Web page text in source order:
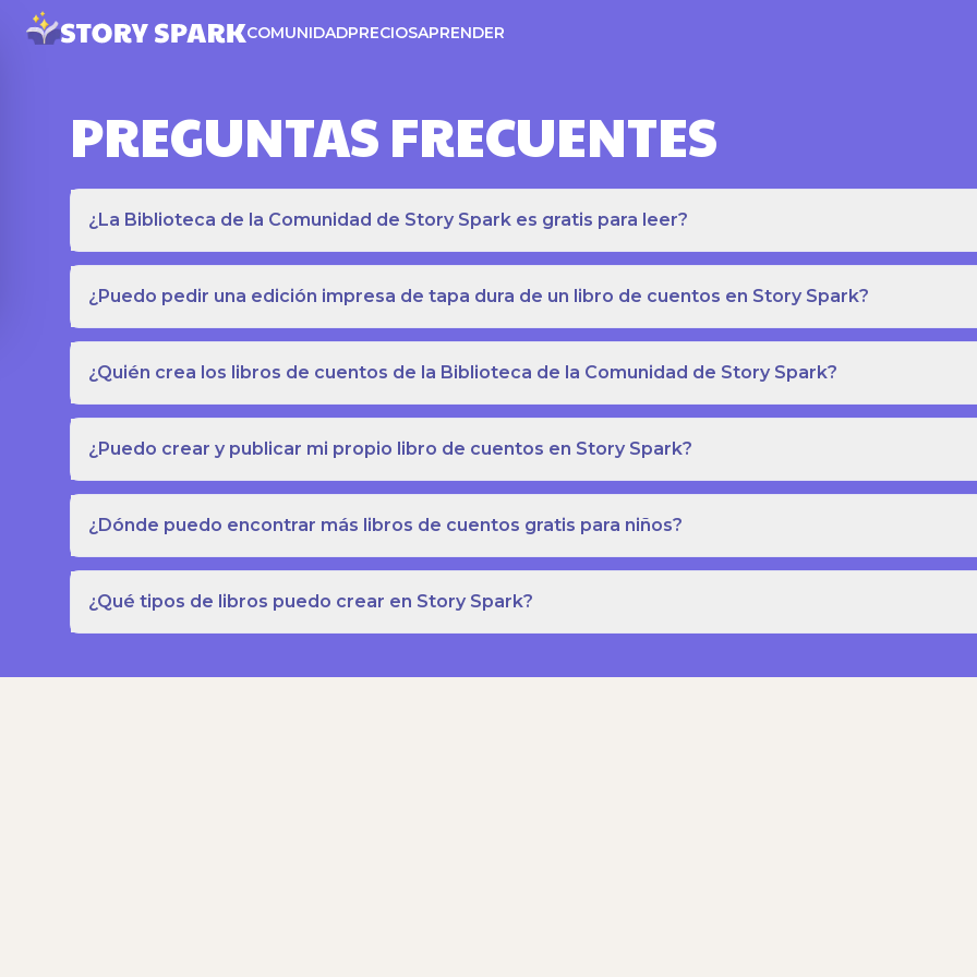
COMUNIDADPRECIOSAPRENDER
PREGUNTAS FRECUENTES
¿La Biblioteca de la Comunidad de Story Spark es gratis para leer?
¿Puedo pedir una edición impresa de tapa dura de un libro de cuentos en Story Spark?
¿Quién crea los libros de cuentos de la Biblioteca de la Comunidad de Story Spark?
¿Puedo crear y publicar mi propio libro de cuentos en Story Spark?
¿Dónde puedo encontrar más libros de cuentos gratis para niños?
¿Qué tipos de libros puedo crear en Story Spark?